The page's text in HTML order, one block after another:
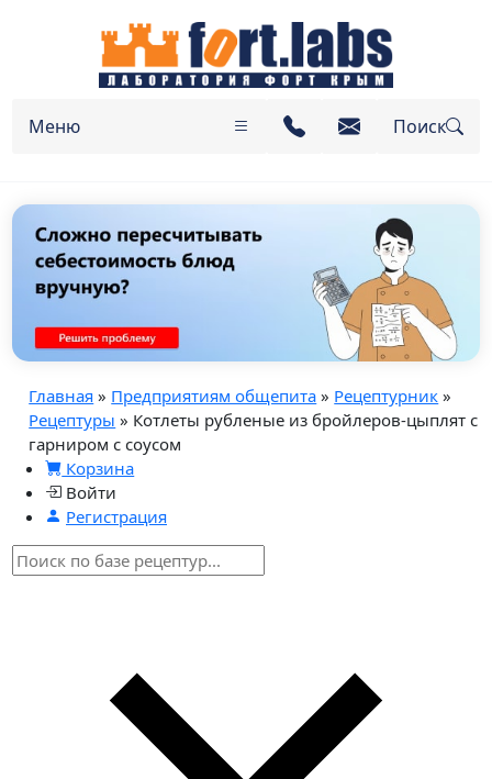
Меню Поиск
Главная » Предприятиям общепита » Рецептурник »
Рецептуры » Котлеты рубленые из бройлеров-цыплят с
гарниром с соусом
Корзина
Войти
Регистрация